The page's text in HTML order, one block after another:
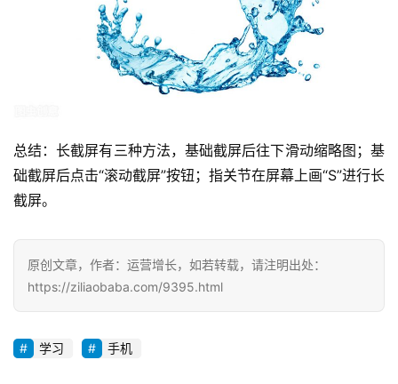
总结：长截屏有三种方法，基础截屏后往下滑动缩略图；基
础截屏后点击“滚动截屏”按钮；指关节在屏幕上画“S”进行长
截屏。
原创文章，作者：运营增长，如若转载，请注明出处：
https://ziliaobaba.com/9395.html
学习 手机